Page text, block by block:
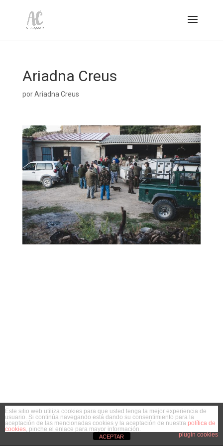
Ariadna Creus
porAriadna Creus
Este sitio web utiliza cookies para que usted tenga la mejor experiencia de
usuario. Si continúa navegando está dando su consentimiento para la
aceptación de las mencionadas cookies y la aceptación de nuestra política de
cookies, pinche el enlace para mayor información.
plugin cookies
ACEPTAR